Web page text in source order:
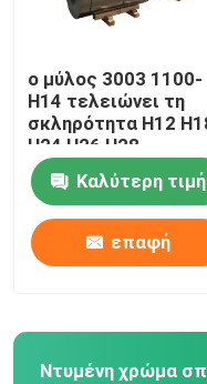
ο μύλος 3003 1100-
H14 τελειώνει τη
σκληρότητα H12
H24 H26 H28
επιστρώματος
σπειρών αργιλίου
cold-rolled 0,027
Καλύτερη τιμή
επαφή
Ντυμένη χρώμα